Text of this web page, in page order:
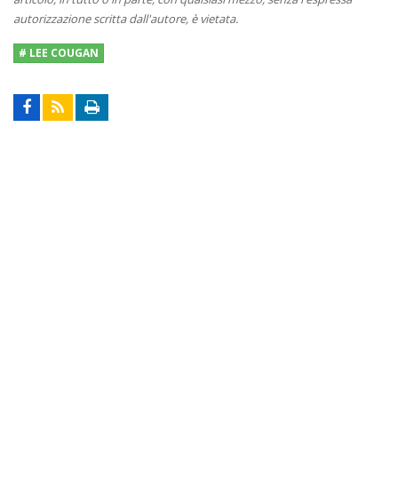
autorizzazione scritta dall'autore, è vietata.
# LEE COUGAN